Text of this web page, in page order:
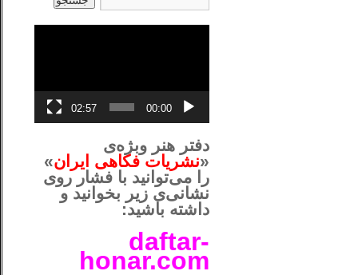
00:00
02:57
دفتر هنر وبژه‌ی
«نشریات فکاهی ایران»
را می‌توانید با فشار روی
نشانی‌ی زیر بخوانید و
داشته باشید:
daftar-
honar.com